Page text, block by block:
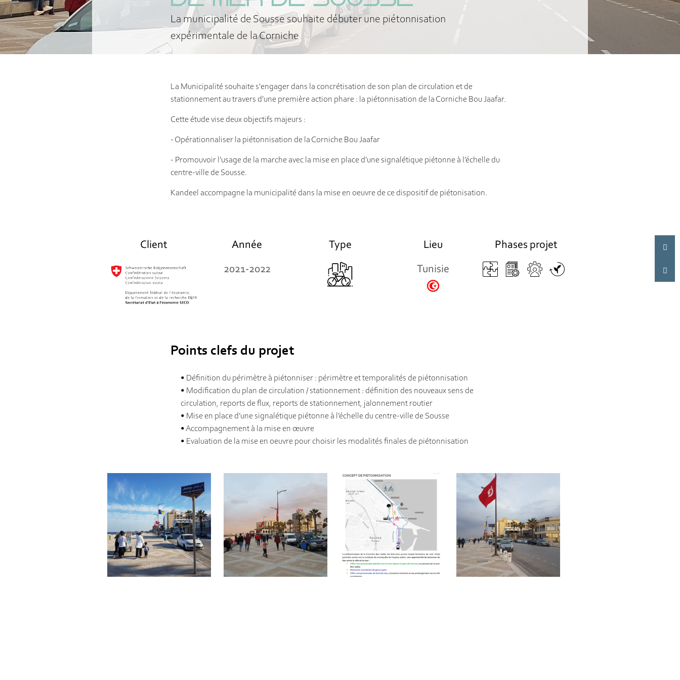
La municipalité de Sousse souhaite débuter une piétonnisation
expérimentale de la Corniche
La Municipalité souhaite s'engager dans la concrétisation de son plan de circulation et de
stationnement au travers d’une première action phare : la piétonnisation de la Corniche Bou Jaafar.
Cette étude vise deux objectifs majeurs :
- Opérationnaliser la piétonnisation de la Corniche Bou Jaafar
- Promouvoir l’usage de la marche avec la mise en place d’une signalétique piétonne à l’échelle du
centre-ville de Sousse.
Kandeel accompagne la municipalité dans la mise en oeuvre de ce dispositif de piétonisation.
Client Année
2021-2022
Type Lieu
Tunisie
Phases projet
Points clefs du projet
• Définition du périmètre à piétonniser : périmètre et temporalités de piétonnisation
• Modification du plan de circulation / stationnement : définition des nouveaux sens de
circulation, reports de flux, reports de stationnement, jalonnement routier
• Mise en place d’une signalétique piétonne à l’échelle du centre-ville de Sousse
• Accompagnement à la mise en œuvre
• Evaluation de la mise en oeuvre pour choisir les modalités finales de piétonnisation